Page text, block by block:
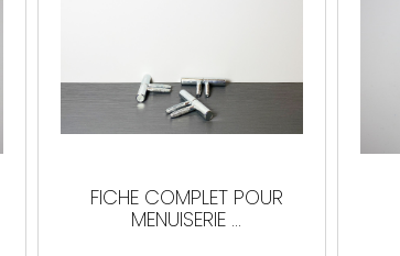
FICHE COMPLET POUR
MENUISERIE ...